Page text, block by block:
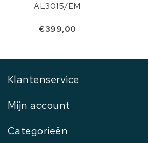
AL3015/EM
€399,00
Klantenservice
Mijn account
Categorieën